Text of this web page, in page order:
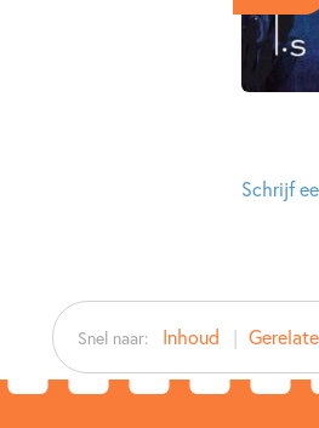
Schrijf
Snel naar: Inhoud